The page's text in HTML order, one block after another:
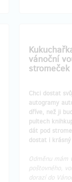
vánoční
stromeček
Chci dostat
autogramy
dříve, než ji
pultech
dát pod
dostat i
Odměnu mám
poštovného,
dorazí do